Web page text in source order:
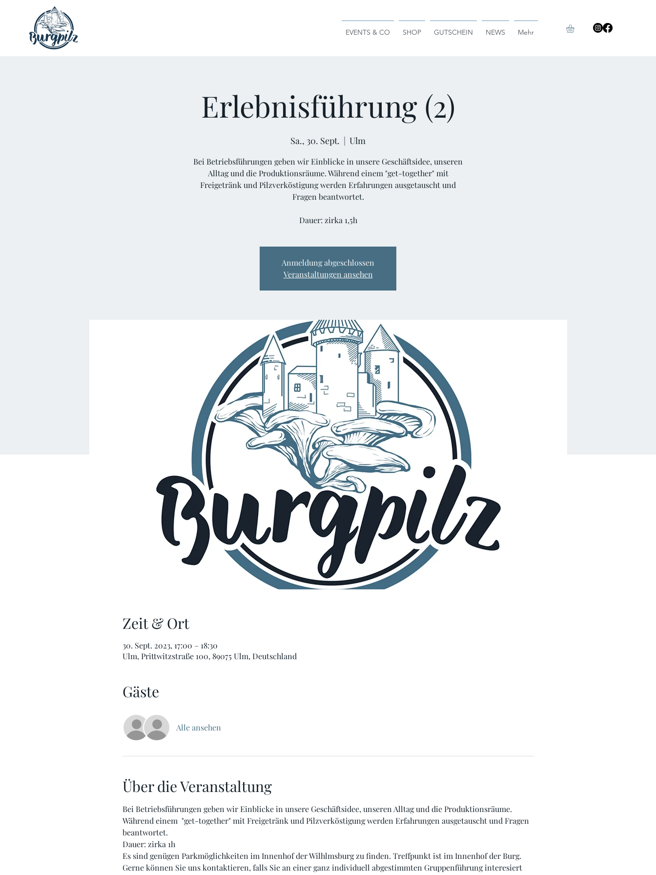
EVENTS & CO SHOP GUTSCHEIN NEWS Mehr
Erlebnisführung (2)
Sa., 30. Sept.
  |
Ulm
Bei Betriebsführungen geben wir Einblicke in unsere Geschäftsidee, unseren
Alltag und die Produktionsräume. Während einem "get-together" mit
Freigetränk und Pilzverköstigung werden Erfahrungen ausgetauscht und
Fragen beantwortet.
Anmeldung abgeschlossen
Veranstaltungen ansehen
Zeit & Ort
30. Sept. 2023, 17:00 – 18:30
Ulm, Prittwitzstraße 100, 89075 Ulm, Deutschland
Gäste
Alle ansehen
Über die Veranstaltung
Bei Betriebsführungen geben wir Einblicke in unsere Geschäftsidee, unseren Alltag und die Produktionsräume.
Während einem  "get-together" mit Freigetränk und Pilzverköstigung werden Erfahrungen ausgetauscht und Fragen
beantwortet.
Dauer: zirka 1h
Es sind genügen Parkmöglichkeiten im Innenhof der Wilhlmsburg zu finden. Treffpunkt ist im Innenhof der Burg.
Gerne können Sie uns kontaktieren, falls Sie an einer ganz individuell abgestimmten Gruppenführung interesiert